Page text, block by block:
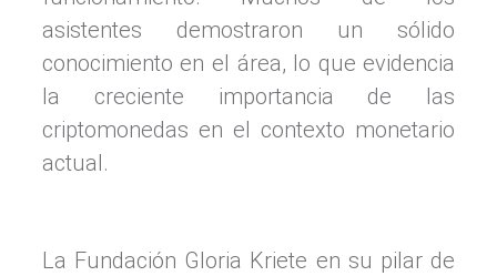
asistentes demostraron un sólido
conocimiento en el área, lo que evidencia
la creciente importancia de las
criptomonedas en el contexto monetario
actual.
La Fundación Gloria Kriete en su pilar de